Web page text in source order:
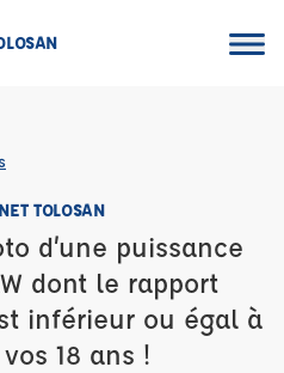
TOLOSAN
d’une puissance
dont le rapport
inférieur ou égal à
18 ans !